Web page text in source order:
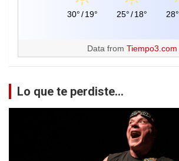
30°/19° 25°/18° 28°
Data from Tiempo3.com
Lo que te perdiste...